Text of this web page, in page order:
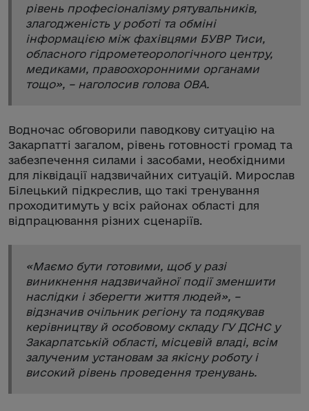
рівень професіоналізму рятувальників,
злагодженість у роботі та обміні
інформацією між фахівцями БУВР Тиси,
обласного гідрометеорологічного центру,
медиками, правоохоронними органами
тощо», – наголосив голова ОВА.
Водночас обговорили паводкову ситуацію на
Закарпатті загалом, рівень готовності громад та
забезпечення силами і засобами, необхідними
для ліквідації надзвичайних ситуацій. Мирослав
Білецький підкреслив, що такі тренування
проходитимуть у всіх районах області для
відпрацювання різних сценаріїв.
«Маємо бути готовими, щоб у разі
виникнення надзвичайної події зменшити
наслідки і зберегти життя людей», –
відзначив очільник регіону та подякував
керівництву й особовому складу ГУ ДСНС у
Закарпатській області, місцевій владі, всім
залученим установам за якісну роботу і
високий рівень проведення тренувань.